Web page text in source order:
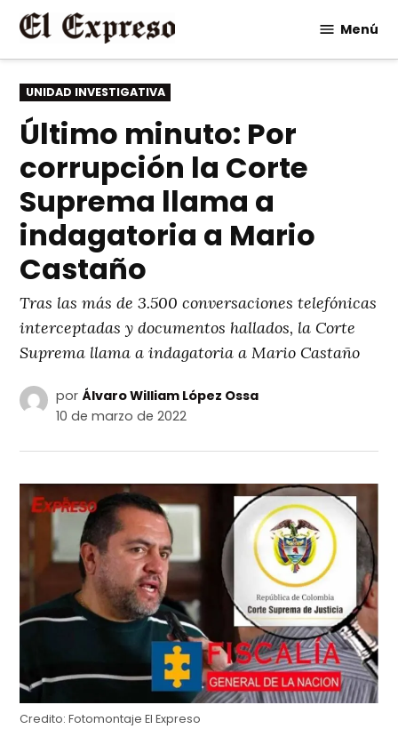
Saltar
contenido
Menú
PUBLICADO
EN
UNIDAD INVESTIGATIVA
Último minuto: Por
corrupción la Corte
Suprema llama a
indagatoria a Mario
Castaño
Tras las más de 3.500 conversaciones telefónicas
interceptadas y documentos hallados, la Corte
Suprema llama a indagatoria a Mario Castaño
por Álvaro William López Ossa
10 de marzo de 2022
Credito: Fotomontaje El Expreso